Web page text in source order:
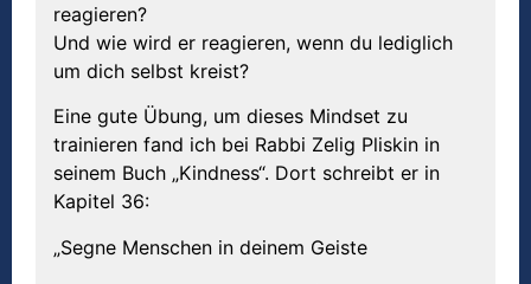
reagieren?
Und wie wird er reagieren, wenn du lediglich
um dich selbst kreist?
Eine gute Übung, um dieses Mindset zu
trainieren fand ich bei Rabbi Zelig Pliskin in
seinem Buch „Kindness“. Dort schreibt er in
Kapitel 36:
„Segne Menschen in deinem Geiste